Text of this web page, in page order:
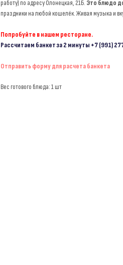
работу) по адресу Олонецкая, 21Б. Это блюдо
праздники на любой кошелёк. Живая музыка и
Попробуйте в нашем ресторане.
Рассчитаем банкет за 2 минуты +7 (991)
Отправить форму для расчета банкета
Вес готового блюда: 1 шт